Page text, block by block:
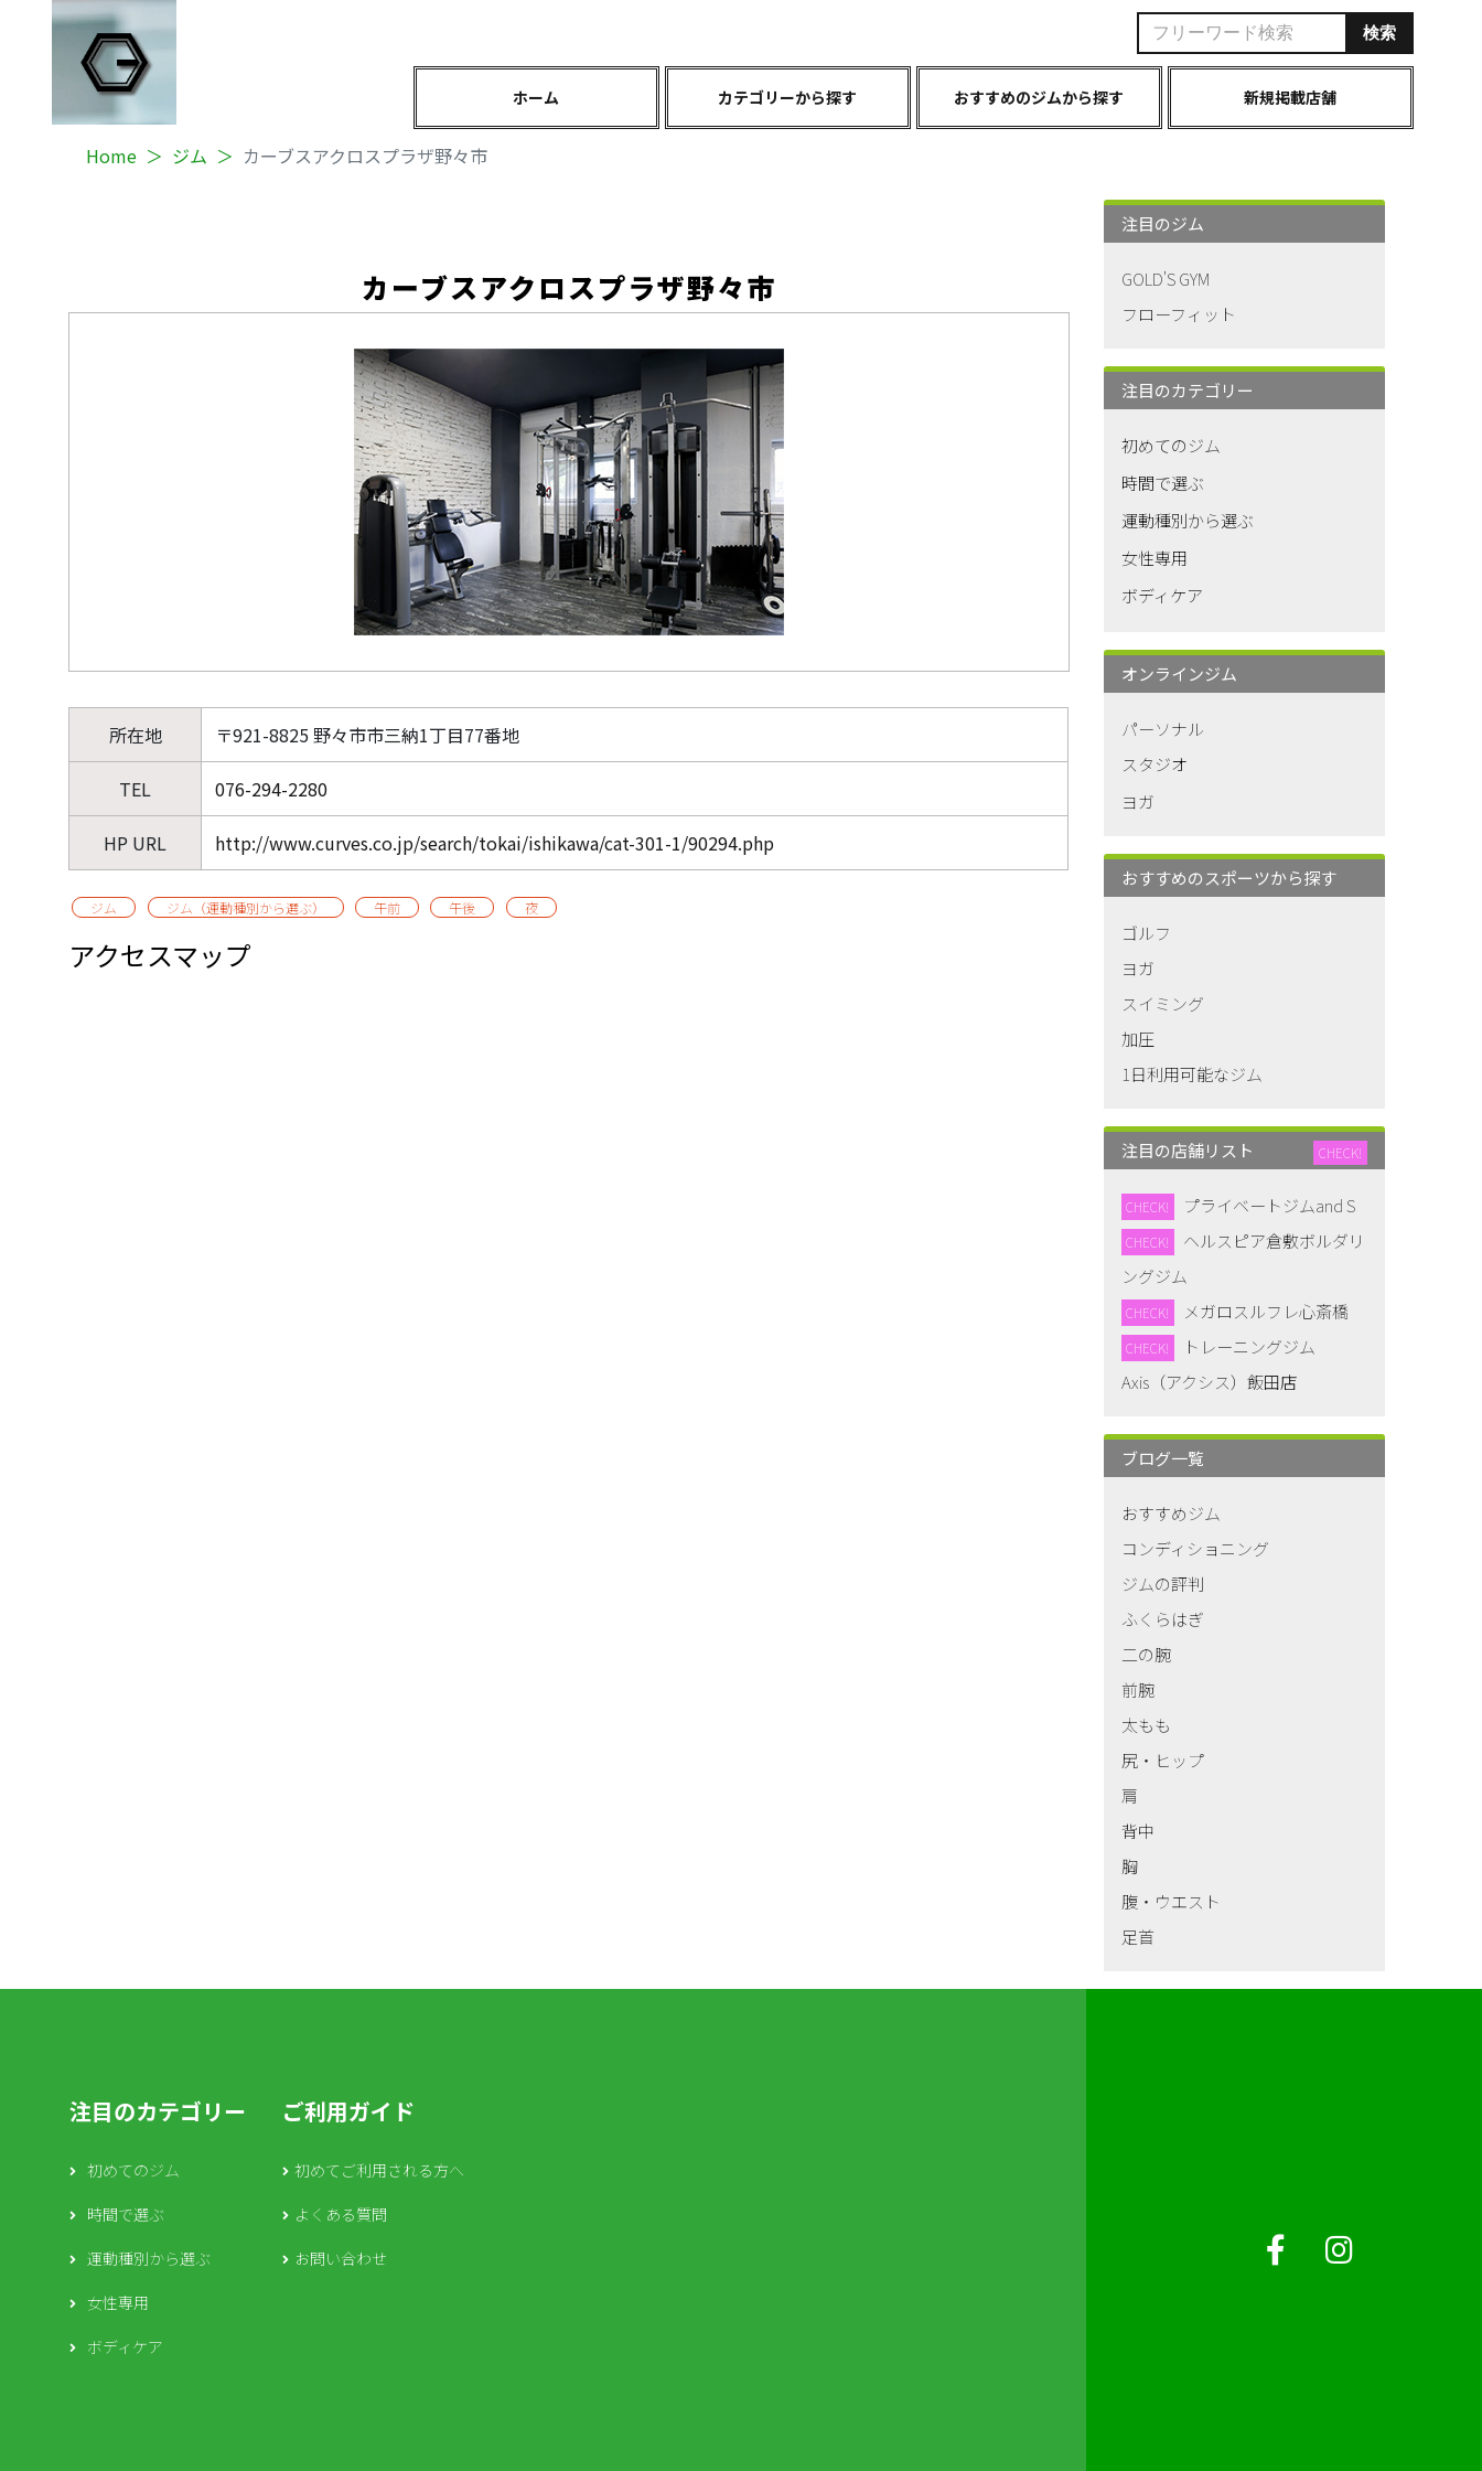
ホーム カテゴリーから探す おすすめのジムから探す 新規掲載店舗
Home ジム カーブスアクロスプラザ野々市
カーブスアクロスプラザ野々市
所在地 〒921-8825 野々市市三納1丁目77番地
TEL 076-294-2280
HP URL http://www.curves.co.jp/search/tokai/ishikawa/cat-301-1/90294.php
ジム ジム（運動種別から選ぶ） 午前 午後 夜
アクセスマップ
注目のジム
GOLD'S GYM
フローフィット
注目のカテゴリー
初めてのジム
時間で選ぶ
運動種別から選ぶ
女性専用
ボディケア
オンラインジム
パーソナル
スタジオ
ヨガ
おすすめのスポーツから探す
ゴルフ
ヨガ
スイミング
加圧
1日利用可能なジム
注目の店舗リスト CHECK!
CHECK! プライベートジムand S
CHECK!
ヘルスピア倉敷ボルダリ
ングジム
CHECK! メガロスルフレ心斎橋
CHECK!
トレーニングジム
Axis（アクシス）飯田店
ブログ一覧
おすすめジム
コンディショニング
ジムの評判
ふくらはぎ
二の腕
前腕
太もも
尻・ヒップ
肩
背中
胸
腹・ウエスト
足首
注目のカテゴリー
初めてのジム
時間で選ぶ
運動種別から選ぶ
女性専用
ボディケア
ご利用ガイド
初めてご利用される方へ
よくある質問
お問い合わせ